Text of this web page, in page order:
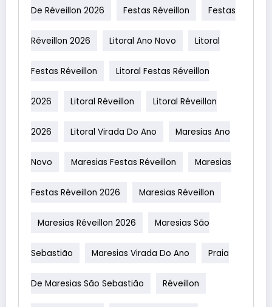
De Réveillon 2026 Festas Réveillon Festas
Réveillon 2026 Litoral Ano Novo Litoral
Festas Réveillon Litoral Festas Réveillon
2026 Litoral Réveillon Litoral Réveillon
2026 Litoral Virada Do Ano Maresias Ano
Novo Maresias Festas Réveillon Maresias
Festas Réveillon 2026 Maresias Réveillon
Maresias Réveillon 2026 Maresias São
Sebastião Maresias Virada Do Ano Praia
De Maresias São Sebastião Réveillon